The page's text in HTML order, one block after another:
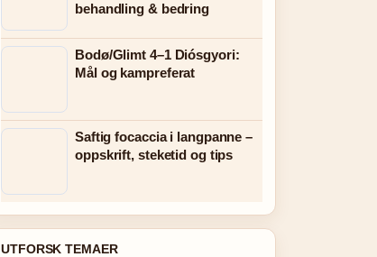
behandling & bedring
Bodø/Glimt 4–1 Diósgyori:
Mål og kampreferat
Saftig focaccia i langpanne –
oppskrift, steketid og tips
UTFORSK TEMAER